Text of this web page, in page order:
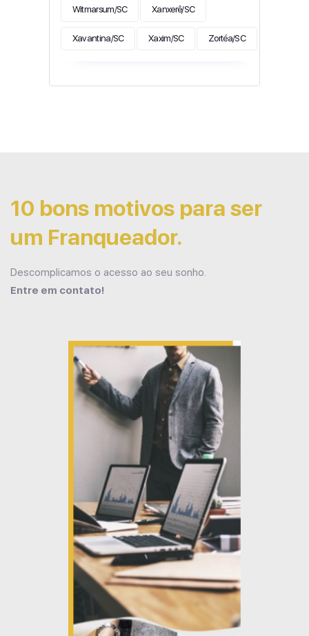
Witmarsum/SC Xanxerê/SC
Xavantina/SC Xaxim/SC Zortéa/SC
10 bons motivos para ser
um Franqueador.
Descomplicamos o acesso ao seu sonho.
Entre em contato!